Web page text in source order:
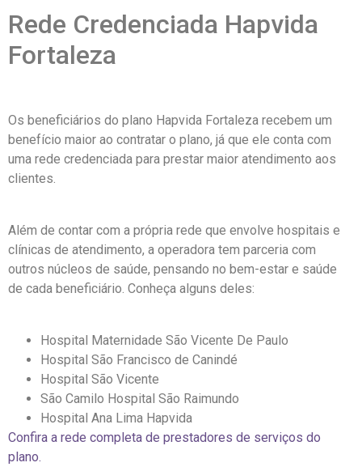
Rede Credenciada Hapvida
Fortaleza
Os beneficiários do plano Hapvida Fortaleza recebem um
benefício maior ao contratar o plano, já que ele conta com
uma rede credenciada para prestar maior atendimento aos
clientes.
Além de contar com a própria rede que envolve hospitais e
clínicas de atendimento, a operadora tem parceria com
outros núcleos de saúde, pensando no bem-estar e saúde
de cada beneficiário. Conheça alguns deles:
Hospital Maternidade São Vicente De Paulo
Hospital São Francisco de Canindé
Hospital São Vicente
São Camilo Hospital São Raimundo
Hospital Ana Lima Hapvida
Confira a rede completa de prestadores de serviços do
plano.